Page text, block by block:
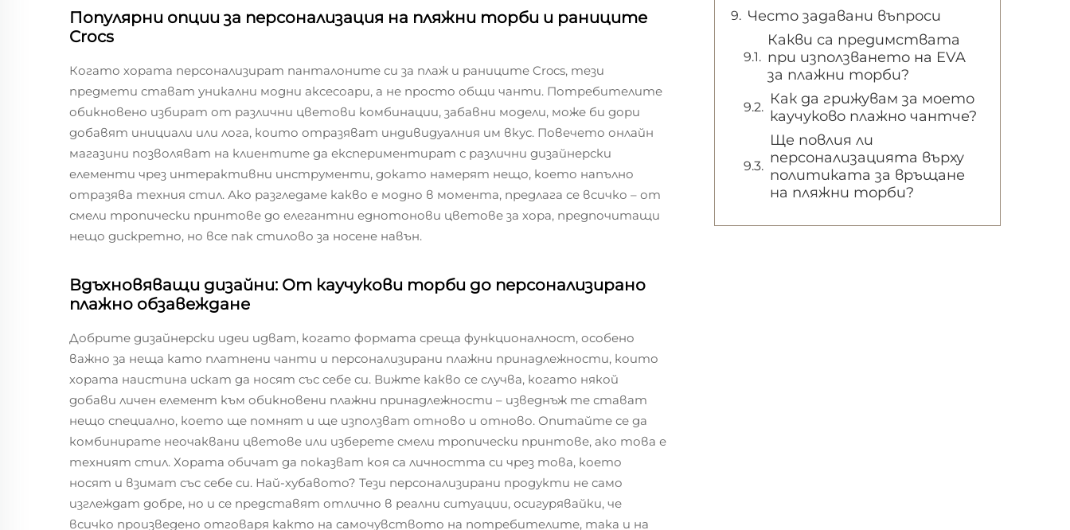
Популярни опции за персонализация на пляжни торби и раниците
Crocs
Когато хората персонализират панталоните си за плаж и раниците Crocs, тези
предмети стават уникални модни аксесоари, а не просто общи чанти. Потребителите
обикновено избират от различни цветови комбинации, забавни модели, може би дори
добавят инициали или лога, които отразяват индивидуалния им вкус. Повечето онлайн
магазини позволяват на клиентите да експериментират с различни дизайнерски
елементи чрез интерактивни инструменти, докато намерят нещо, което напълно
отразява техния стил. Ако разгледаме какво е модно в момента, предлага се всичко – от
смели тропически принтове до елегантни еднотонови цветове за хора, предпочитащи
нещо дискретно, но все пак стилово за носене навън.
Вдъхновяващи дизайни: От каучукови торби до персонализирано
плажно обзавеждане
Добрите дизайнерски идеи идват, когато формата среща функционалност, особено
важно за неща като платнени чанти и персонализирани плажни принадлежности, които
хората наистина искат да носят със себе си. Вижте какво се случва, когато някой
добави личен елемент към обикновени плажни принадлежности – изведнъж те стават
нещо специално, което ще помнят и ще използват отново и отново. Опитайте се да
комбинирате неочаквани цветове или изберете смели тропически принтове, ако това е
техният стил. Хората обичат да показват коя са личността си чрез това, което
носят и взимат със себе си. Най-хубавото? Тези персонализирани продукти не само
изглеждат добре, но и се представят отлично в реални ситуации, осигурявайки, че
всичко произведено отговаря както на самочувството на потребителите, така и на
Често задавани въпроси
Какви са предимствата
при използването на EVA
за плажни торби?
Как да грижувам за моето
каучуково плажно чантче?
Ще повлия ли
персонализацията върху
политиката за връщане
на пляжни торби?